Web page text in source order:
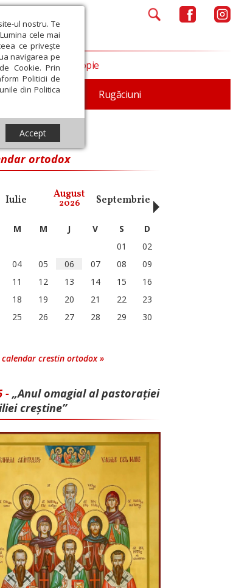
ul nostru. Te
cele mai
ce privește
navigarea pe
Cookie. Prin
Politicii de
din Politica
Accept
Patristica Rugăciuni
Opinii Filantropie
de toamnă)
ortodox
Iulie August
2026 Septembrie Octombrie
M M J V S
D
01
02
04 05 06 07 08
09
11 12 13 14 15
16
18 19 20 21 22
23
25 26 27 28 29
30
calendar crestin ortodox »
- „Anul omagial al pastorației
creștine”